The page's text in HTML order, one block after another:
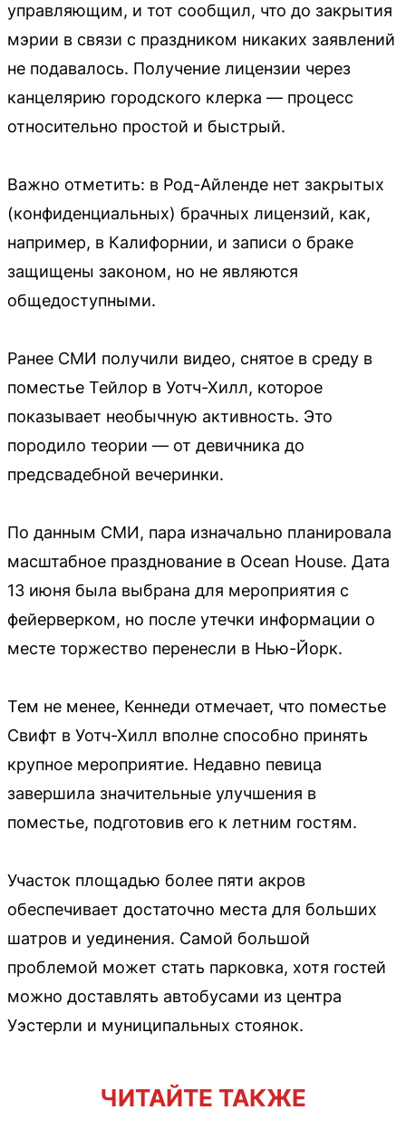
управляющим, и тот сообщил, что до закрытия
мэрии в связи с праздником никаких заявлений
не подавалось. Получение лицензии через
канцелярию городского клерка — процесс
относительно простой и быстрый.
Важно отметить: в Род-Айленде нет закрытых
(конфиденциальных) брачных лицензий, как,
например, в Калифорнии, и записи о браке
защищены законом, но не являются
общедоступными.
Ранее СМИ получили видео, снятое в среду в
поместье Тейлор в Уотч-Хилл, которое
показывает необычную активность. Это
породило теории — от девичника до
предсвадебной вечеринки.
По данным СМИ, пара изначально планировала
масштабное празднование в Ocean House. Дата
13 июня была выбрана для мероприятия с
фейерверком, но после утечки информации о
месте торжество перенесли в Нью-Йорк.
Тем не менее, Кеннеди отмечает, что поместье
Свифт в Уотч-Хилл вполне способно принять
крупное мероприятие. Недавно певица
завершила значительные улучшения в
поместье, подготовив его к летним гостям.
Участок площадью более пяти акров
обеспечивает достаточно места для больших
шатров и уединения. Самой большой
проблемой может стать парковка, хотя гостей
можно доставлять автобусами из центра
Уэстерли и муниципальных стоянок.
ЧИТАЙТЕ ТАКЖЕ